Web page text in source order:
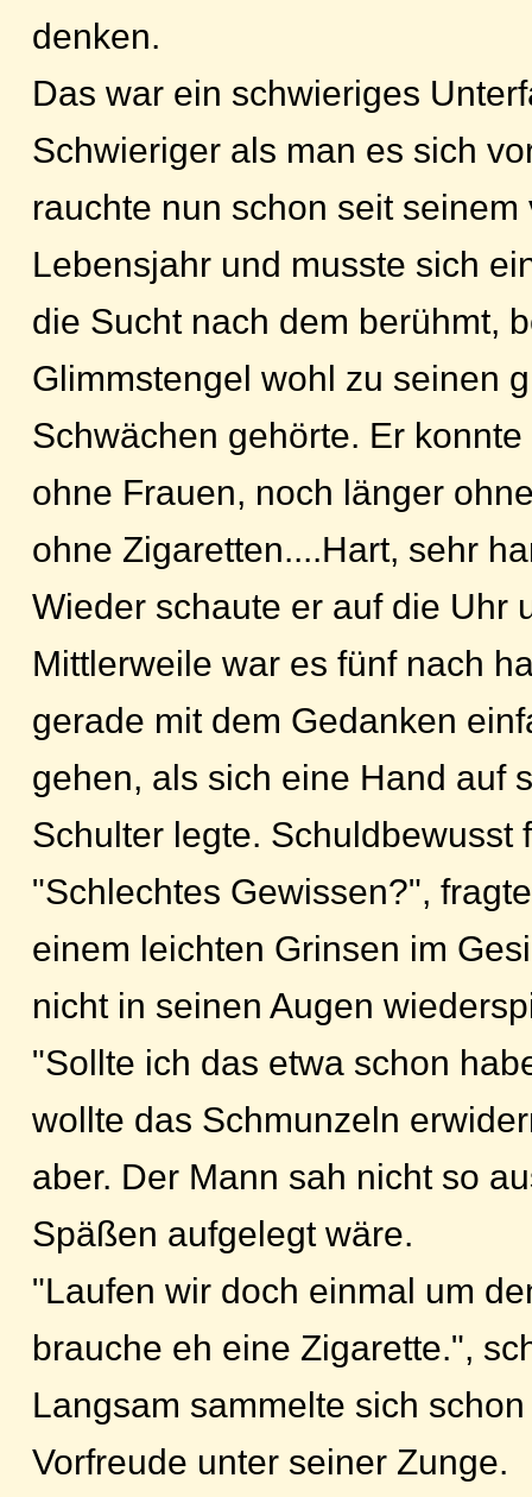
denken.
Das war ein schwieriges
Schwieriger als man es sich
rauchte nun schon seit seinem
Lebensjahr und musste sich
die Sucht nach dem berühmt,
Glimmstengel wohl zu seinen
Schwächen gehörte. Er
ohne Frauen, noch länger
ohne Zigaretten....Hart, sehr
Wieder schaute er auf die Uhr
Mittlerweile war es fünf nach
gerade mit dem Gedanken
gehen, als sich eine Hand auf
Schulter legte. Schuldbewusst
"Schlechtes Gewissen?",
einem leichten Grinsen im
nicht in seinen Augen
"Sollte ich das etwa schon
wollte das Schmunzeln
aber. Der Mann sah nicht so
Späßen aufgelegt wäre.
"Laufen wir doch einmal um
brauche eh eine Zigarette.",
Langsam sammelte sich
Vorfreude unter seiner Zunge.